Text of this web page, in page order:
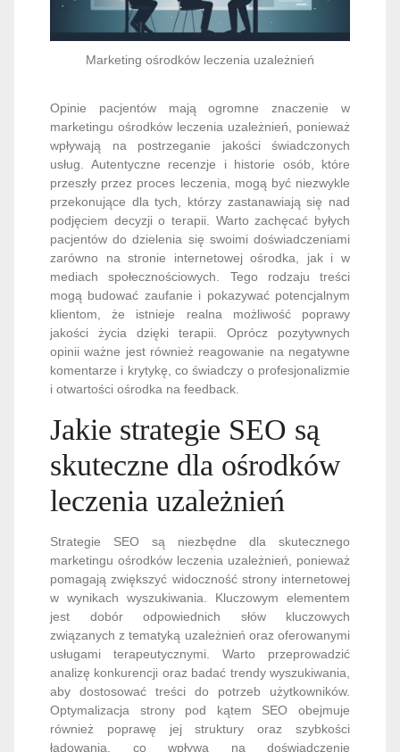
Marketing ośrodków leczenia uzależnień
Opinie pacjentów mają ogromne znaczenie w
marketingu ośrodków leczenia uzależnień, ponieważ
wpływają na postrzeganie jakości świadczonych
usług. Autentyczne recenzje i historie osób, które
przeszły przez proces leczenia, mogą być niezwykle
przekonujące dla tych, którzy zastanawiają się nad
podjęciem decyzji o terapii. Warto zachęcać byłych
pacjentów do dzielenia się swoimi doświadczeniami
zarówno na stronie internetowej ośrodka, jak i w
mediach społecznościowych. Tego rodzaju treści
mogą budować zaufanie i pokazywać potencjalnym
klientom, że istnieje realna możliwość poprawy
jakości życia dzięki terapii. Oprócz pozytywnych
opinii ważne jest również reagowanie na negatywne
komentarze i krytykę, co świadczy o profesjonalizmie
i otwartości ośrodka na feedback.
Jakie strategie SEO są
skuteczne dla ośrodków
leczenia uzależnień
Strategie SEO są niezbędne dla skutecznego
marketingu ośrodków leczenia uzależnień, ponieważ
pomagają zwiększyć widoczność strony internetowej
w wynikach wyszukiwania. Kluczowym elementem
jest dobór odpowiednich słów kluczowych
związanych z tematyką uzależnień oraz oferowanymi
usługami terapeutycznymi. Warto przeprowadzić
analizę konkurencji oraz badać trendy wyszukiwania,
aby dostosować treści do potrzeb użytkowników.
Optymalizacja strony pod kątem SEO obejmuje
również poprawę jej struktury oraz szybkości
ładowania, co wpływa na doświadczenie